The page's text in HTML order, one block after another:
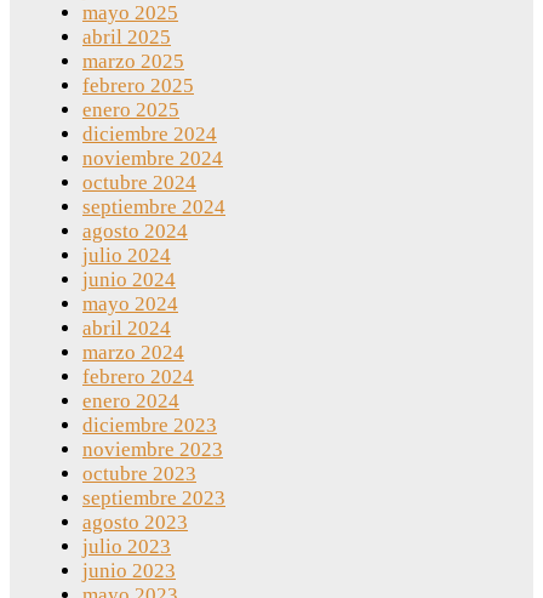
mayo 2025
abril 2025
marzo 2025
febrero 2025
enero 2025
diciembre 2024
noviembre 2024
octubre 2024
septiembre 2024
agosto 2024
julio 2024
junio 2024
mayo 2024
abril 2024
marzo 2024
febrero 2024
enero 2024
diciembre 2023
noviembre 2023
octubre 2023
septiembre 2023
agosto 2023
julio 2023
junio 2023